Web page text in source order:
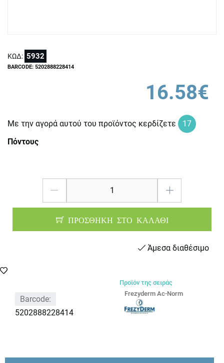
ΚΩΔ: 5932
BARCODE: 5202888228414
16.58€
Με την αγορά αυτού του προϊόντος κερδίζετε
17
Πόντους
ΠΡΟΣΘΗΚΗ ΣΤΟ ΚΑΛΑΘΙ
Άμεσα διαθέσιμο
Barcode:
5202888228414
Προϊόν της σειράς
Frezyderm Ac-Norm